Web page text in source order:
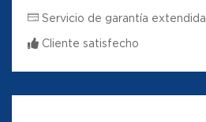
Servicio de garantía extendida.
Cliente satisfecho